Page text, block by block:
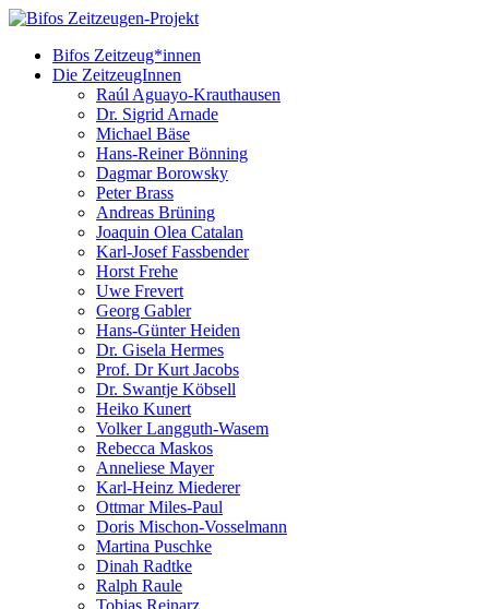
Bifos Zeitzeug*innen
Die ZeitzeugInnen
Raúl Aguayo-Krauthausen
Dr. Sigrid Arnade
Michael Bäse
Hans-Reiner Bönning
Dagmar Borowsky
Peter Brass
Andreas Brüning
Joaquin Olea Catalan
Karl-Josef Fassbender
Horst Frehe
Uwe Frevert
Georg Gabler
Hans-Günter Heiden
Dr. Gisela Hermes
Prof. Dr Kurt Jacobs
Dr. Swantje Köbsell
Heiko Kunert
Volker Langguth-Wasem
Rebecca Maskos
Anneliese Mayer
Karl-Heinz Miederer
Ottmar Miles-Paul
Doris Mischon-Vosselmann
Martina Puschke
Dinah Radtke
Ralph Raule
Tobias Reinarz